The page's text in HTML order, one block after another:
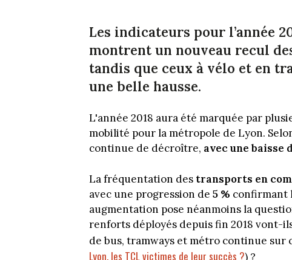
Les indicateurs pour l’année
montrent un nouveau recul
tandis que ceux à vélo et en
une belle hausse.
L'année 2018 aura été marquée par
mobilité pour la métropole de Lyon.
continue de décroître, avec une baisse
La fréquentation des transports en
avec une progression de 5 % confirmant
augmentation pose néanmoins la
renforts déployés depuis fin 2018 vont-
de bus, tramways et métro continue sur
Lyon, les TCL victimes de leur succès ?) ?